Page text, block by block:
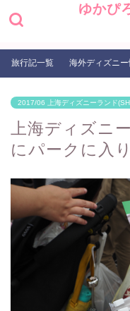
ゆかぴ
旅行記一覧 海外ディズニー
2017/06 上海ディズニーランド
上海ディズニ
にパークに入